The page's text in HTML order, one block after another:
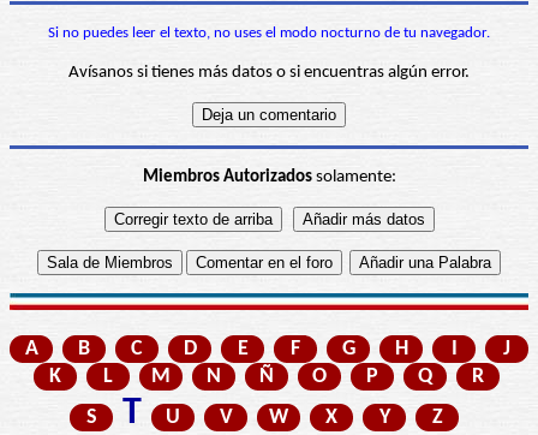
Si no puedes leer el texto, no uses el modo nocturno de tu navegador.
Avísanos si tienes más datos o si encuentras algún error.
Miembros Autorizadossolamente:
A B C D E F G H I
J
K
L M N Ñ O P Q
R
S
T U V W X Y Z